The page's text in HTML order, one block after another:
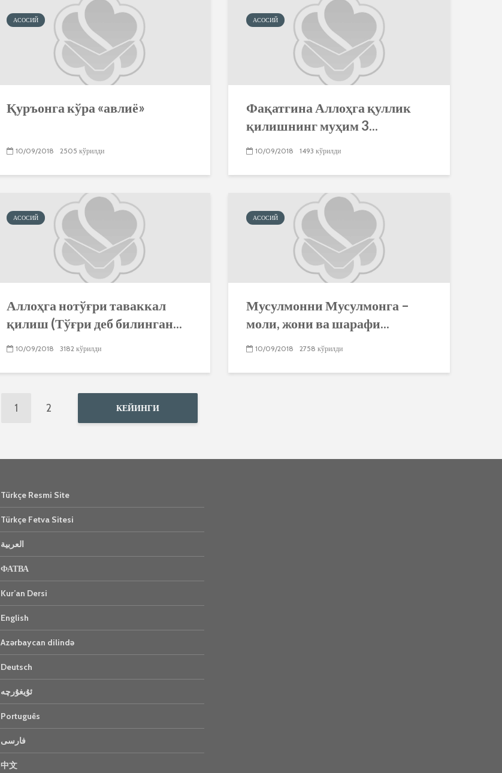
АСОСИЙ
Қуръонга кўра «авлиё»
10/09/2018 2505 кўрилди
АСОСИЙ
Фақатгина Аллоҳга қуллик
қилишнинг муҳим 3...
10/09/2018 1493 кўрилди
АСОСИЙ
Аллоҳга нотўғри таваккал
қилиш (Тўғри деб билинган...
10/09/2018 3182 кўрилди
АСОСИЙ
Мусулмонни Мусулмонга –
моли, жони ва шарафи...
10/09/2018 2758 кўрилди
1 2 КЕЙИНГИ
Türkçe Resmi Site
Türkçe Fetva Sitesi
العربية
ФАТВА
Kur’an Dersi
English
Azərbaycan dilində
Deutsch
ئۇيغۇرچە
Português
فارسی
中文